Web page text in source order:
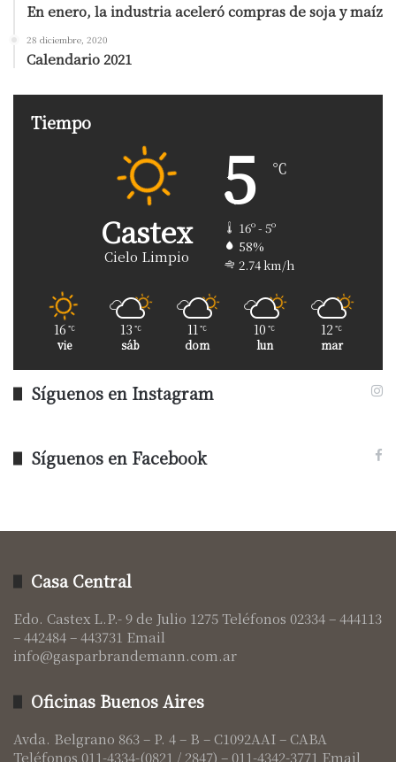
En enero, la industria aceleró compras de soja y maíz
28 diciembre, 2020
Calendario 2021
Tiempo
Castex
Cielo Limpio
5 ℃
16º - 5º
58%
2.74 km/h
16 ℃
vie
13 ℃
sáb
11℃
dom
10 ℃
lun
12 ℃
mar
Síguenos en Instagram
Síguenos en Facebook
Casa Central
Edo. Castex L.P.- 9 de Julio 1275 Teléfonos 02334 – 444113
– 442484 – 443731 Email
info@gasparbrandemann.com.ar
Oficinas Buenos Aires
Avda. Belgrano 863 – P. 4 – B – C1092AAI – CABA
Teléfonos 011-4334-(0821 / 2847) – 011-4342-3771 Email